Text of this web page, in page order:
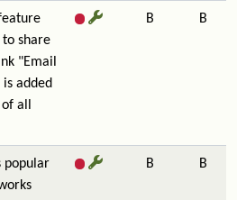
share
"Email
added
all
B B
popular
B B